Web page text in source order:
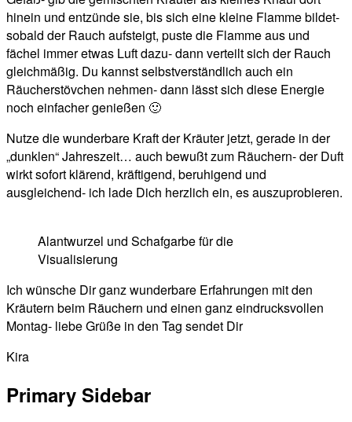
hinein und entzünde sie, bis sich eine kleine Flamme bildet-
sobald der Rauch aufsteigt, puste die Flamme aus und
fächel immer etwas Luft dazu- dann verteilt sich der Rauch
gleichmäßig. Du kannst selbstverständlich auch ein
Räucherstövchen nehmen- dann lässt sich diese Energie
noch einfacher genießen 🙂
Nutze die wunderbare Kraft der Kräuter jetzt, gerade in der
„dunklen“ Jahreszeit… auch bewußt zum Räuchern- der Duft
wirkt sofort klärend, kräftigend, beruhigend und
ausgleichend- ich lade Dich herzlich ein, es auszuprobieren.
Alantwurzel und Schafgarbe für die
Visualisierung
Ich wünsche Dir ganz wunderbare Erfahrungen mit den
Kräutern beim Räuchern und einen ganz eindrucksvollen
Montag- liebe Grüße in den Tag sendet Dir
Kira
Primary Sidebar